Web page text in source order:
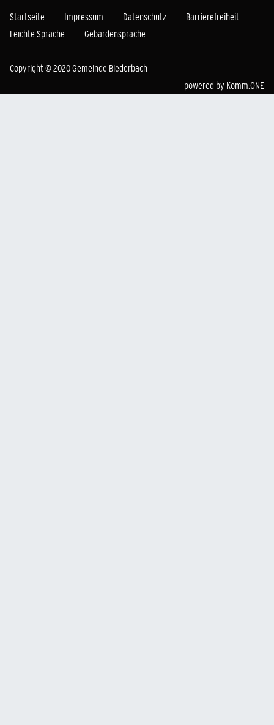
Startseite Impressum Datenschutz
Barrierefreiheit
Leichte Sprache
Gebärdensprache
Copyright © 2020 Gemeinde Biederbach
powered by Komm.ONE